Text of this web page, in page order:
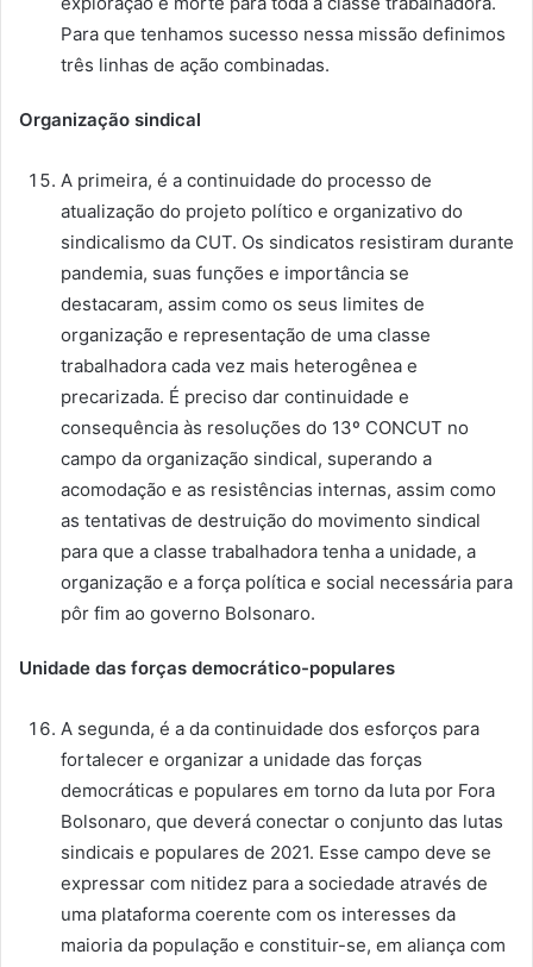
Para que tenhamos sucesso nessa missão definimos
três linhas de ação combinadas.
Organização sindical
A primeira, é a continuidade do processo de
atualização do projeto político e organizativo do
sindicalismo da CUT. Os sindicatos resistiram durante
pandemia, suas funções e importância se
destacaram, assim como os seus limites de
organização e representação de uma classe
trabalhadora cada vez mais heterogênea e
precarizada. É preciso dar continuidade e
consequência às resoluções do 13º CONCUT no
campo da organização sindical, superando a
acomodação e as resistências internas, assim como
as tentativas de destruição do movimento sindical
para que a classe trabalhadora tenha a unidade, a
organização e a força política e social necessária para
pôr fim ao governo Bolsonaro.
Unidade das forças democrático-populares
A segunda, é a da continuidade dos esforços para
fortalecer e organizar a unidade das forças
democráticas e populares em torno da luta por Fora
Bolsonaro, que deverá conectar o conjunto das lutas
sindicais e populares de 2021. Esse campo deve se
expressar com nitidez para a sociedade através de
uma plataforma coerente com os interesses da
maioria da população e constituir-se, em aliança com